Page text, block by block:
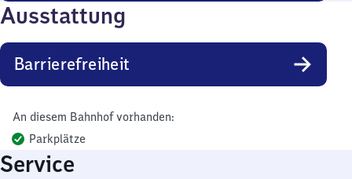
Ausstattung
Barrierefreiheit
An diesem Bahnhof vorhanden:
Parkplätze
Service